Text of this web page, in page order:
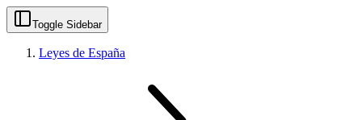
Toggle Sidebar
Leyes de España